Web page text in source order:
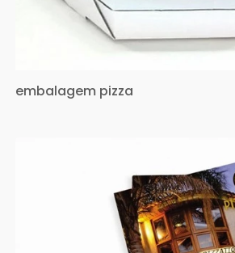
embalagem pizza